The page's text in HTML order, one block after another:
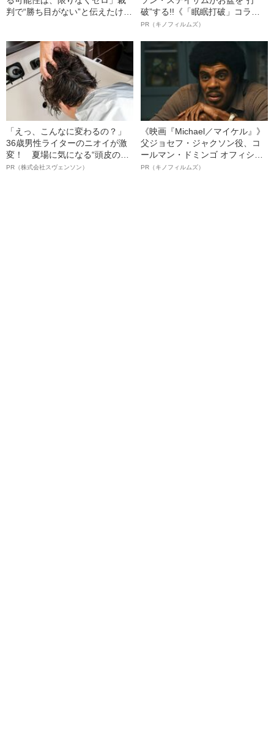
判で“勝ち目がない”と伝えたけれ
の葛藤」
破”する!!《「眠眠打破」コラ
ボ》
PR（キノフィルムズ）
「えっ、こんなに変わるの？」
36歳男性ライターのニオイが激
変！ 夏場に気になる“頭皮のニ
オイ”や“ベタつき”を解消す
PR（株式会社スヴェンソン）
《映画『Michael／マイケル』》
父ジョセフ・ジャクソン役、コ
ールマン・ドミンゴ オフィシャ
ルインタビュー“観客を魅了した
PR（キノフィルムズ）